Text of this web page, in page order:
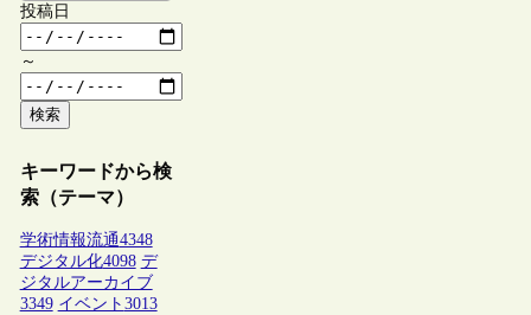
投稿日
～
検索
キーワードから検
索（テーマ）
学術情報流通4348
デジタル化4098 デ
ジタルアーカイブ
3349 イベント 3013